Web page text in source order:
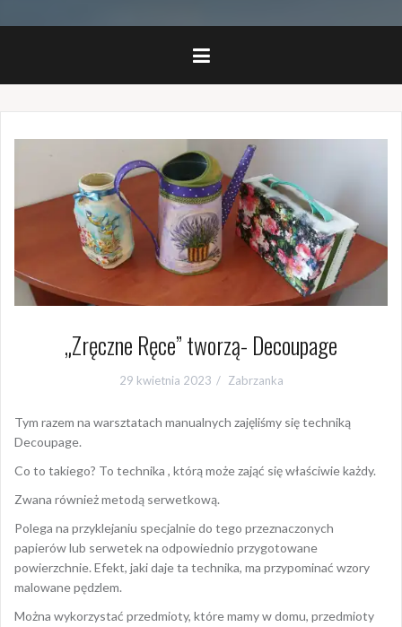
„Zręczne Ręce” tworzą- Decoupage
29 kwietnia 2023 Zabrzanka
Tym razem na warsztatach manualnych zajęliśmy się techniką
Decoupage.
Co to takiego? To technika , którą może zająć się właściwie każdy.
Zwana również metodą serwetkową.
Polega na przyklejaniu specjalnie do tego przeznaczonych
papierów lub serwetek na odpowiednio przygotowane
powierzchnie. Efekt, jaki daje ta technika, ma przypominać wzory
malowane pędzlem.
Można wykorzystać przedmioty, które mamy w domu, przedmioty